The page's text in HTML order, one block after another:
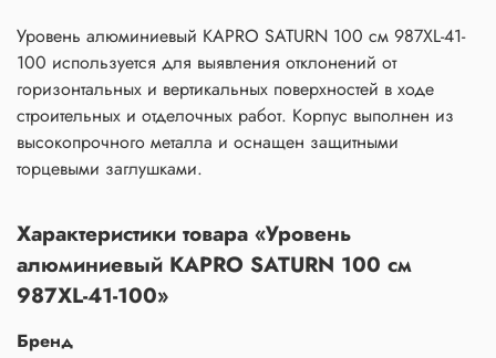
Уровень алюминиевый KAPRO SATURN 100 см 987XL-41-
100 используется для выявления отклонений от
горизонтальных и вертикальных поверхностей в ходе
строительных и отделочных работ. Корпус выполнен из
высокопрочного металла и оснащен защитными
торцевыми заглушками.
Характеристики товара «Уровень
алюминиевый KAPRO SATURN 100 см
987XL-41-100»
Бренд